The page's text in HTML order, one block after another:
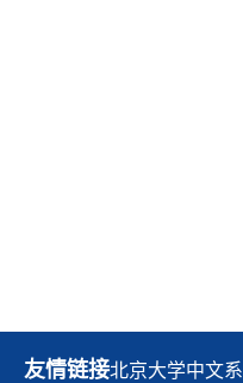
友情链接北京大学中文系